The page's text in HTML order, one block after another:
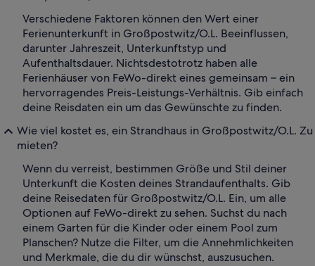
Verschiedene Faktoren können den Wert einer
Ferienunterkunft in Großpostwitz/O.L. Beeinflussen,
darunter Jahreszeit, Unterkunftstyp und
Aufenthaltsdauer. Nichtsdestotrotz haben alle
Ferienhäuser von FeWo-direkt eines gemeinsam – ein
hervorragendes Preis-Leistungs-Verhältnis. Gib einfach
deine Reisdaten ein um das Gewünschte zu finden.
Wie viel kostet es, ein Strandhaus in Großpostwitz/O.L. Zu
mieten?
Wenn du verreist, bestimmen Größe und Stil deiner
Unterkunft die Kosten deines Strandaufenthalts. Gib
deine Reisedaten für Großpostwitz/O.L. Ein, um alle
Optionen auf FeWo-direkt zu sehen. Suchst du nach
einem Garten für die Kinder oder einem Pool zum
Planschen? Nutze die Filter, um die Annehmlichkeiten
und Merkmale, die du dir wünschst, auszusuchen.